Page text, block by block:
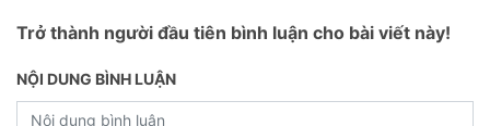
Trở thành người đầu tiên bình luận cho bài viết này!
NỘI DUNG BÌNH LUẬN